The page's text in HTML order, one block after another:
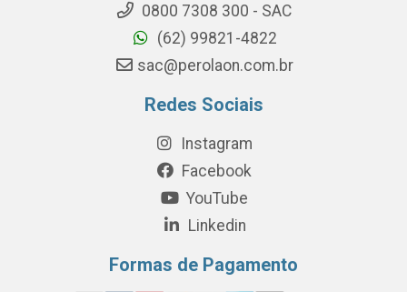
0800 7308 300 - SAC
(62) 99821-4822
sac@perolaon.com.br
Redes Sociais
Instagram
Facebook
YouTube
Linkedin
Formas de Pagamento